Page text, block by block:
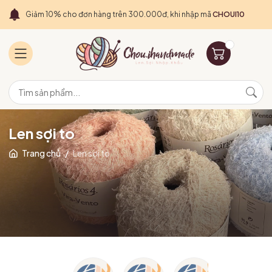
Giảm 10% cho đơn hàng trên 300.000đ, khi nhập mã CHOUI10
Len sợi to
Trang chủ / Len sợi to